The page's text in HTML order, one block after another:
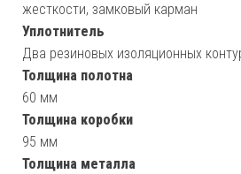
жесткости, замковый карман
Уплотнитель
Два резиновых изоляционных
Толщина полотна
60 мм
Толщина коробки
95 мм
Толщина металла